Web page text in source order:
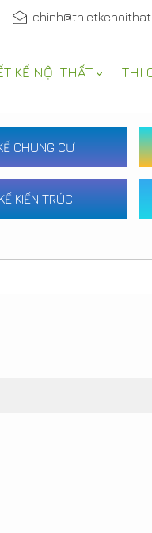
KẾ NỘI THẤT THI
CHUNG CƯ
KIẾN TRÚC